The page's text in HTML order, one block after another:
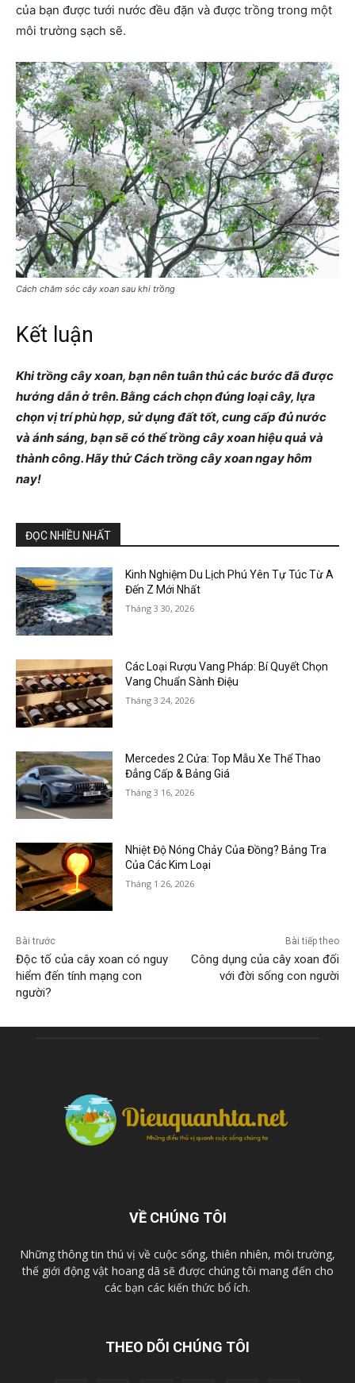
của bạn được tưới nước đều đặn và được trồng trong một
môi trường sạch sẽ.
Cách chăm sóc cây xoan sau khi trồng
Kết luận
Khi trồng cây xoan, bạn nên tuân thủ các bước đã được
hướng dẫn ở trên. Bằng cách chọn đúng loại cây, lựa
chọn vị trí phù hợp, sử dụng đất tốt, cung cấp đủ nước
và ánh sáng, bạn sẽ có thể trồng cây xoan hiệu quả và
thành công. Hãy thử Cách trồng cây xoan ngay hôm
nay!
ĐỌC NHIỀU NHẤT
Kinh Nghiệm Du Lịch Phú Yên Tự Túc Từ A
Đến Z Mới Nhất
Tháng 3 30, 2026
Các Loại Rượu Vang Pháp: Bí Quyết Chọn
Vang Chuẩn Sành Điệu
Tháng 3 24, 2026
Mercedes 2 Cửa: Top Mẫu Xe Thể Thao
Đẳng Cấp & Bảng Giá
Tháng 3 16, 2026
Nhiệt Độ Nóng Chảy Của Đồng? Bảng Tra
Của Các Kim Loại
Tháng 1 26, 2026
Bài trước
Độc tố của cây xoan có nguy
hiểm đến tính mạng con
người?
Bài tiếp theo
Công dụng của cây xoan đối
với đời sống con người
VỀ CHÚNG TÔI
Những thông tin thú vị về cuộc sống, thiên nhiên, môi trường,
thế giới động vật hoang dã sẽ được chúng tôi mang đến cho
các bạn các kiến thức bổ ích.
THEO DÕI CHÚNG TÔI